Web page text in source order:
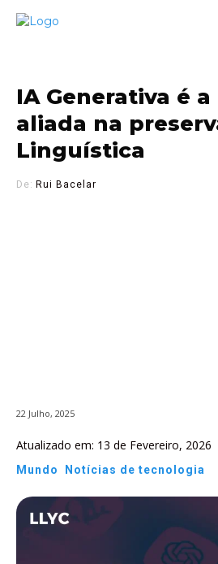
IA Generativa é a
aliada na
Linguística
De: Rui Bacelar
22 Julho, 2025
Atualizado em: 13 de Fevereiro, 2026
Mundo Notícias de tecnologia